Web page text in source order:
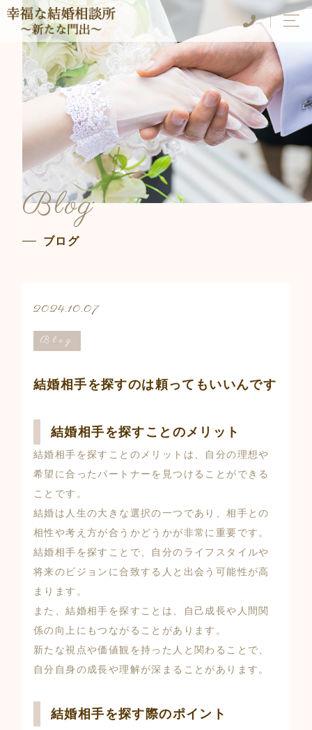
Blog
ブログ
2024.10.07
Blog
結婚相手を探すのは頼ってもいいんです
結婚相手を探すことのメリット
結婚相手を探すことのメリットは、自分の理想や
希望に合ったパートナーを見つけることができる
ことです。
結婚は人生の大きな選択の一つであり、相手との
相性や考え方が合うかどうかが非常に重要です。
結婚相手を探すことで、自分のライフスタイルや
将来のビジョンに合致する人と出会う可能性が高
まります。
また、結婚相手を探すことは、自己成長や人間関
係の向上にもつながることがあります。
新たな視点や価値観を持った人と関わることで、
自分自身の成長や理解が深まることがあります。
結婚相手を探す際のポイント